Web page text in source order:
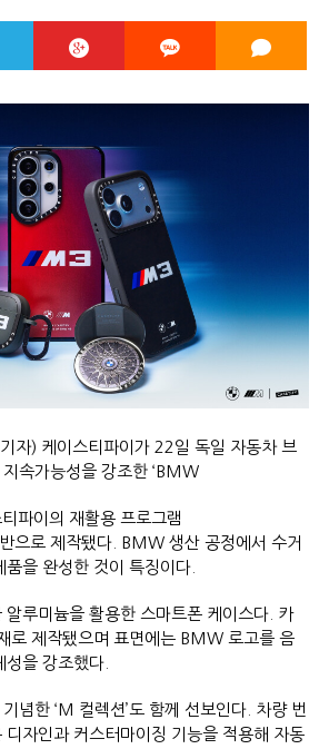
자) 케이스티파이가 22일 독일 자동차 브
속가능성을 강조한 ‘BMW
파이의 재활용 프로그램
으로 제작됐다. BMW 생산 공정에서 수거
품을 완성한 것이 특징이다.
알루미늄을 활용한 스마트폰 케이스다. 카
로 제작됐으며 표면에는 BMW 로고를 음
성을 강조했다.
념한 ‘M 컬렉션’도 함께 선보인다. 차량 번
디자인과 커스터마이징 기능을 적용해 자동